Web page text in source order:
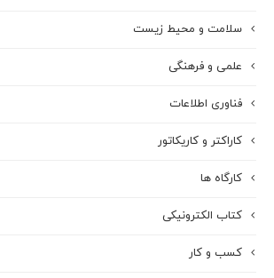
سلامت و محیط زیست
علمی و فرهنگی
فناوری اطلاعات
کاراکتر و کاریکاتور
کارگاه ها
کتاب الکترونیکی
کسب و کار